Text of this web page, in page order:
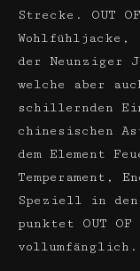
Strecke. OUT
Wohlfühljacke,
der Neunziger
welche aber
schillernden
chinesischen
dem Element
Temperament,
Speziell in
punktet OUT OF
vollumfänglich.